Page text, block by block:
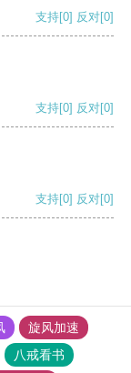
支持[0] 反对[0]
支持[0] 反对[0]
支持[0] 反对[0]
旋风加速
八戒看书